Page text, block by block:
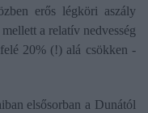
erős légköri aszály
a relatív nedvesség
20% (!) alá csökken -
elsősorban a Dunától